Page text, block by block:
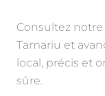
Consultez
Tamariu et
local, précis et
sûre.